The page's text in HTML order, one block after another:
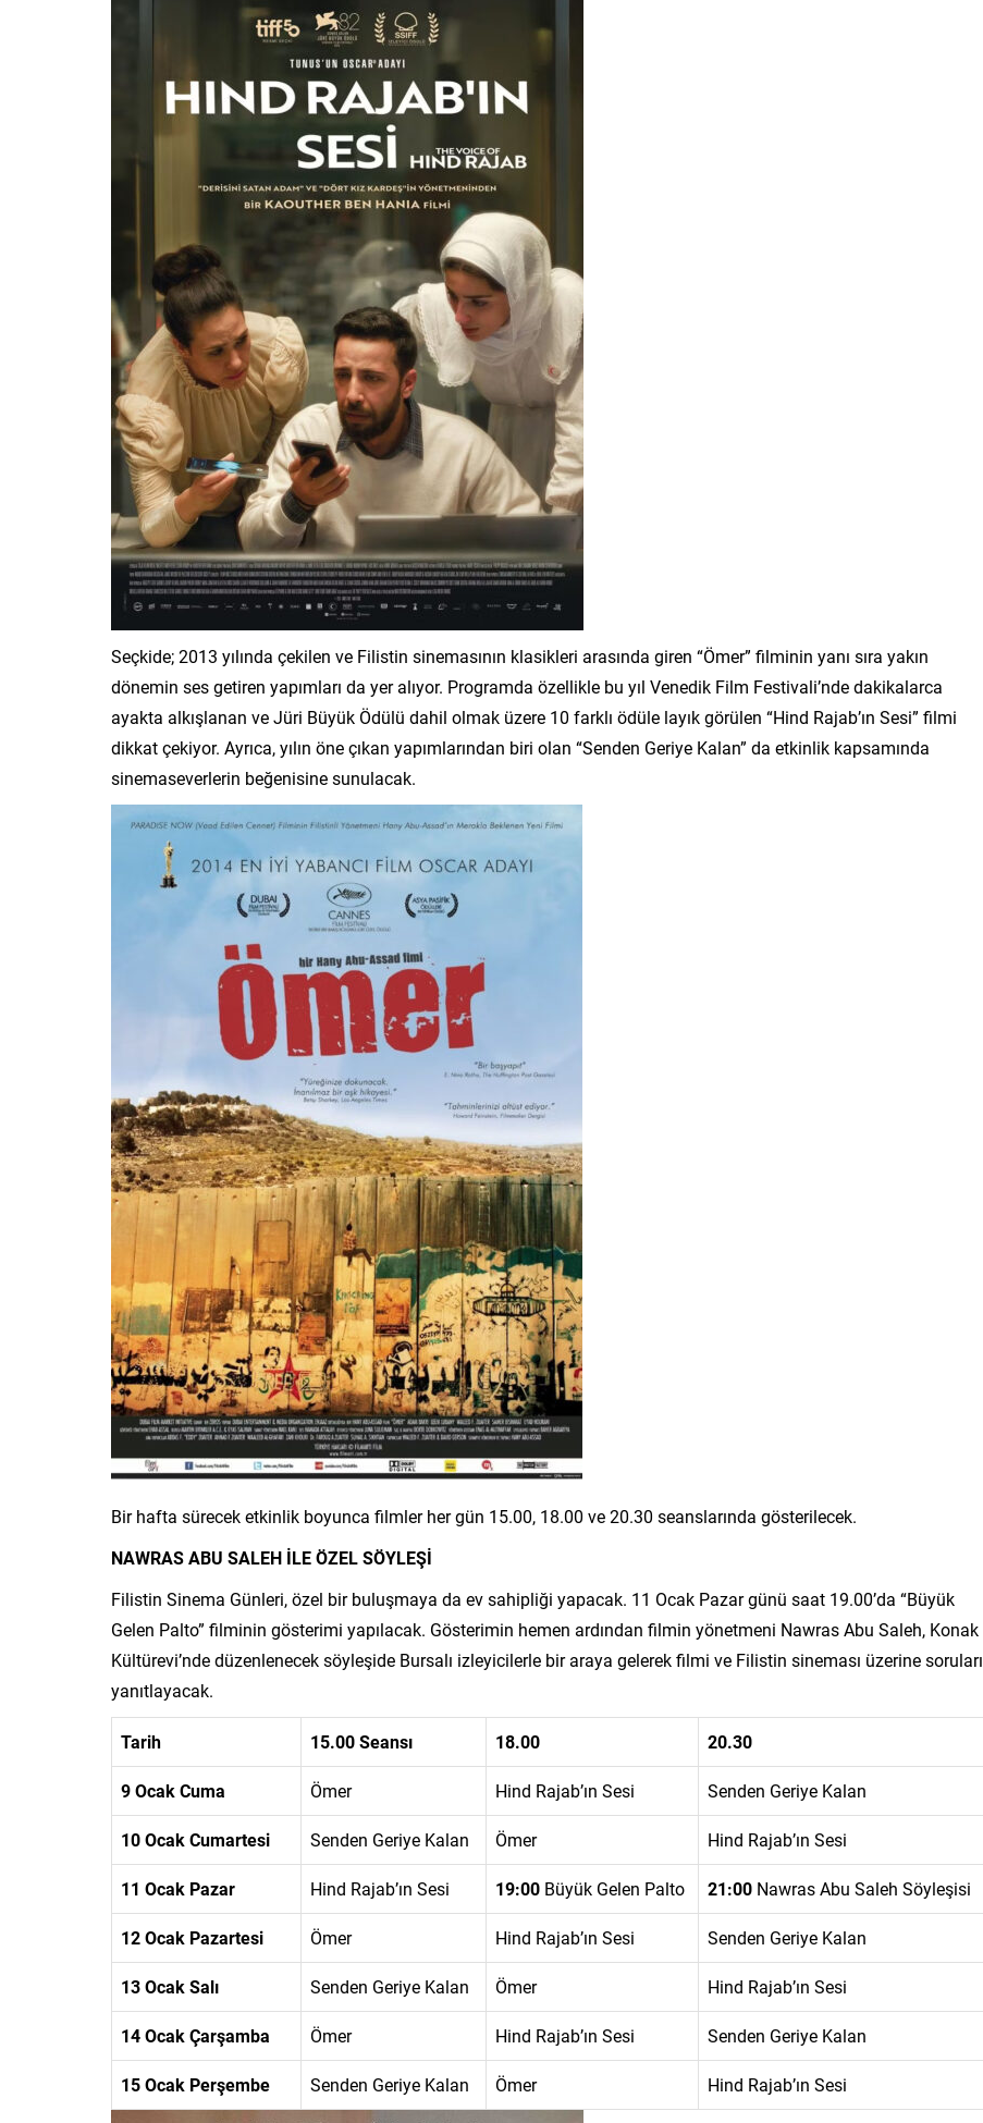
Seçkide; 2013 yılında çekilen ve Filistin sinemasının klasikleri arasında giren “Ömer” filminin yanı sıra yakın
dönemin ses getiren yapımları da yer alıyor. Programda özellikle bu yıl Venedik Film Festivali’nde dakikalarca
ayakta alkışlanan ve Jüri Büyük Ödülü dahil olmak üzere 10 farklı ödüle layık görülen “Hind Rajab’ın Sesi” filmi
dikkat çekiyor. Ayrıca, yılın öne çıkan yapımlarından biri olan “Senden Geriye Kalan” da etkinlik kapsamında
sinemaseverlerin beğenisine sunulacak.
Bir hafta sürecek etkinlik boyunca filmler her gün 15.00, 18.00 ve 20.30 seanslarında gösterilecek.
NAWRAS ABU SALEH İLE ÖZEL SÖYLEŞİ
Filistin Sinema Günleri, özel bir buluşmaya da ev sahipliği yapacak. 11 Ocak Pazar günü saat 19.00’da “Büyük
Gelen Palto” filminin gösterimi yapılacak. Gösterimin hemen ardından filmin yönetmeni Nawras Abu Saleh, Konak
Kültürevi’nde düzenlenecek söyleşide Bursalı izleyicilerle bir araya gelerek filmi ve Filistin sineması üzerine soruları
yanıtlayacak.
Tarih 15.00 Seansı 18.00 20.30
9 Ocak Cuma Ömer Hind Rajab’ın Sesi Senden Geriye Kalan
10 Ocak Cumartesi Senden Geriye Kalan Ömer Hind Rajab’ın Sesi
11 Ocak Pazar Hind Rajab’ın Sesi 19:00 Büyük Gelen Palto 21:00 Nawras Abu Saleh Söyleşisi
12 Ocak Pazartesi Ömer Hind Rajab’ın Sesi Senden Geriye Kalan
13 Ocak Salı Senden Geriye Kalan Ömer Hind Rajab’ın Sesi
14 Ocak Çarşamba Ömer Hind Rajab’ın Sesi Senden Geriye Kalan
15 Ocak Perşembe Senden Geriye Kalan Ömer Hind Rajab’ın Sesi